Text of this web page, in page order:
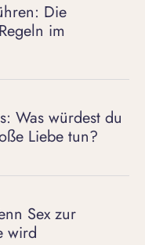
Die
im
Was würdest du
Liebe tun?
Sex zur
wird